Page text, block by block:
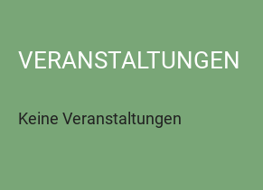
VERANSTALTUNGEN
Keine Veranstaltungen